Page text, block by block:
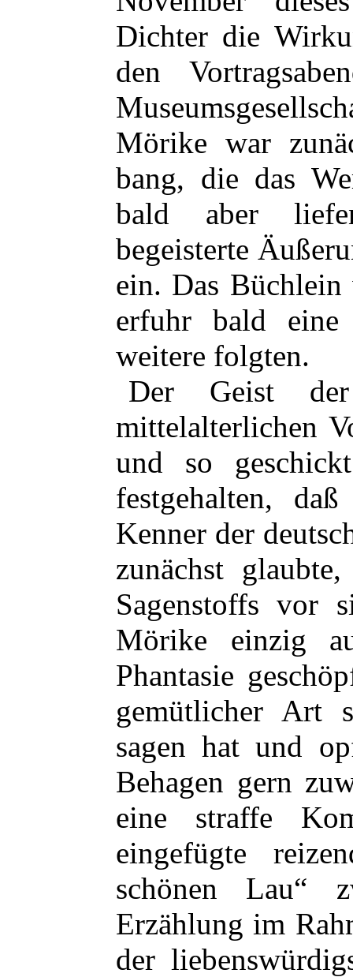
Dichter die
den
Mörike war
bang, die das
bald aber
begeisterte
ein. Das
erfuhr bald eine
weitere folgten.
Der Geist
mittelalterlichen
und so
festgehalten,
Kenner der
zunächst
Sagenstoffs vor
Mörike einzig
Phantasie
gemütlicher Art
sagen hat und
Behagen gern
eine straffe
eingefügte
schönen Lau“
Erzählung im
der